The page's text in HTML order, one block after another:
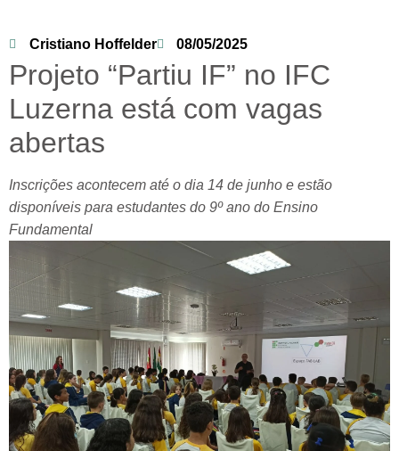
Cristiano Hoffelder 08/05/2025
Projeto “Partiu IF” no IFC
Luzerna está com vagas
abertas
Inscrições acontecem até o dia 14 de junho e estão
disponíveis para estudantes do 9º ano do Ensino
Fundamental